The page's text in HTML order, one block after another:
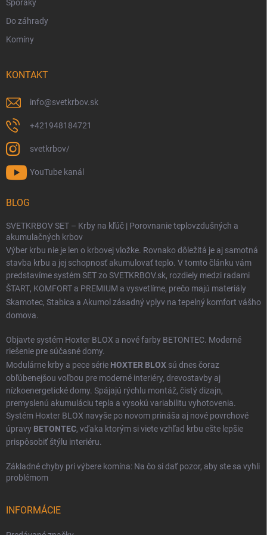
Sporáky
Do záhrady
Komíny
KONTAKT
info@svetkrbov.sk
+421948184721
svetkrbov/
YouTube kanál
BLOG
SVETKRBOV SET – Krby na kľúč | Porovnanie teplovzdušných a
akumulačných krbov
Výber krbu nie je len o krbovej vložke. Rovnako dôležitá je aj samotná
stavba krbu a jej schopnosť akumulovať teplo. V tomto článku vám
predstavíme systém SET zo SVETKRBOV.sk, rozdiely medzi radami
ŠTART, KOMFORT a PREMIUM a vysvetlíme, prečo majú materiály
Skamotec, Stabica a Akumol zásadný vplyv na tepelný komfort vášho
domova.
Objavte systém Hoxter BLOX a nové farby BETONTEC. Moderné
riešenie pre súčasné domy.
Modulárne krby a pece série HOXTER BLOX sú dnes čoraz
obľúbenejšou voľbou pre moderné interiéry, drevostavby aj
nízkoenergetické domy. Spájajú rýchlu montáž, čistý dizajn,
premyslenú akumuláciu tepla a vysokú variabilitu vyhotovenia.
Systém Hoxter BLOX navyše po novom prináša aj nové povrchové
úpravy BETONTEC, vďaka ktorým si viete vzhľad krbu ešte lepšie
prispôsobiť štýlu interiéru.
Základné chyby pri výbere komína: Na čo si dať pozor, aby ste sa vyhli
problémom
INFORMÁCIE